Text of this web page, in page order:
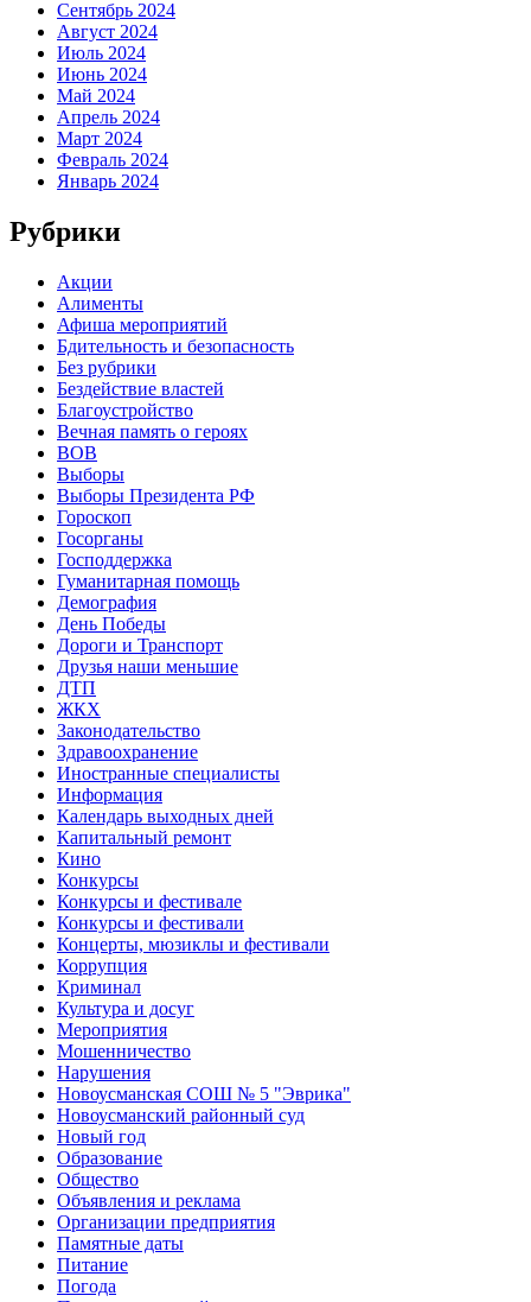
Сентябрь 2024
Август 2024
Июль 2024
Июнь 2024
Май 2024
Апрель 2024
Март 2024
Февраль 2024
Январь 2024
Рубрики
Акции
Алименты
Афиша мероприятий
Бдительность и безопасность
Без рубрики
Бездействие властей
Благоустройство
Вечная память о героях
ВОВ
Выборы
Выборы Президента РФ
Гороскоп
Госорганы
Господдержка
Гуманитарная помощь
Демография
День Победы
Дороги и Транспорт
Друзья наши меньшие
ДТП
ЖКХ
Законодательство
Здравоохранение
Иностранные специалисты
Информация
Календарь выходных дней
Капитальный ремонт
Кино
Конкурсы
Конкурсы и фестивале
Конкурсы и фестивали
Концерты, мюзиклы и фестивали
Коррупция
Криминал
Культура и досуг
Мероприятия
Мошенничество
Нарушения
Новоусманская СОШ № 5 "Эврика"
Новоусманский районный суд
Новый год
Образование
Общество
Объявления и реклама
Организации предприятия
Памятные даты
Питание
Погода